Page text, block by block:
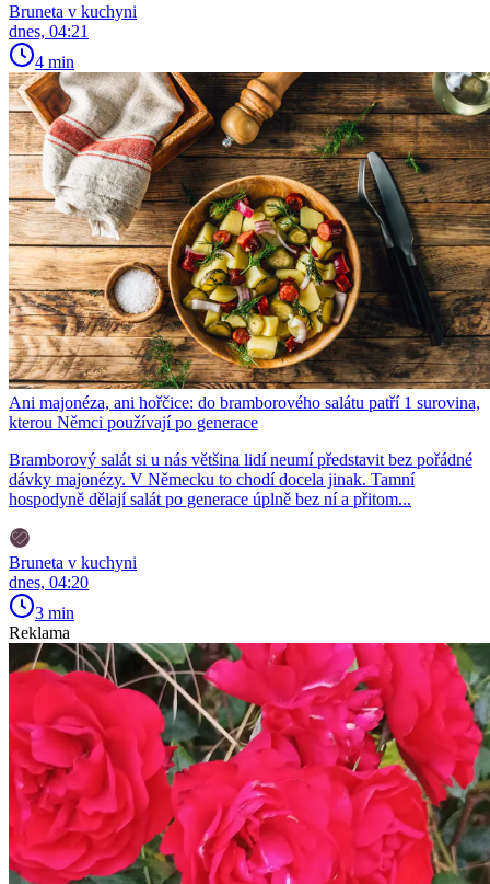
Bruneta v kuchyni
dnes, 04:21
4 min
Ani majonéza, ani hořčice: do bramborového salátu patří 1 surovina,
kterou Němci používají po generace
Bramborový salát si u nás většina lidí neumí představit bez pořádné
dávky majonézy. V Německu to chodí docela jinak. Tamní
hospodyně dělají salát po generace úplně bez ní a přitom...
Bruneta v kuchyni
dnes, 04:20
3 min
Reklama